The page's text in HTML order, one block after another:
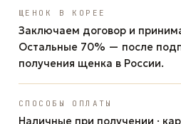
ЩЕНОК В КОРЕЕ
Заключаем договор и
Остальные 70% — после
получения щенка в России.
СПОСОБЫ ОПЛАТЫ
Наличные при получении ·